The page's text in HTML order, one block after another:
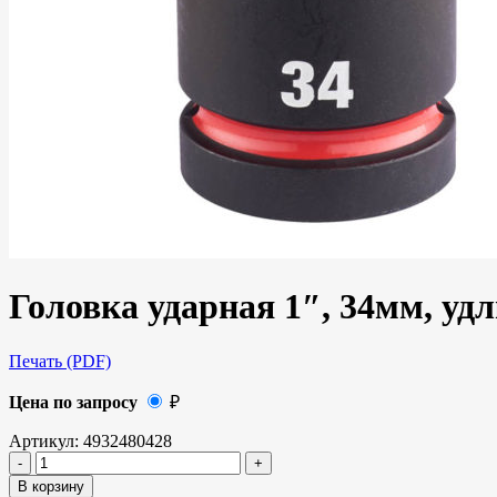
Головка ударная 1″, 34мм,
Печать (PDF)
Цена по запросу ₽
Артикул: 4932480428
В корзину